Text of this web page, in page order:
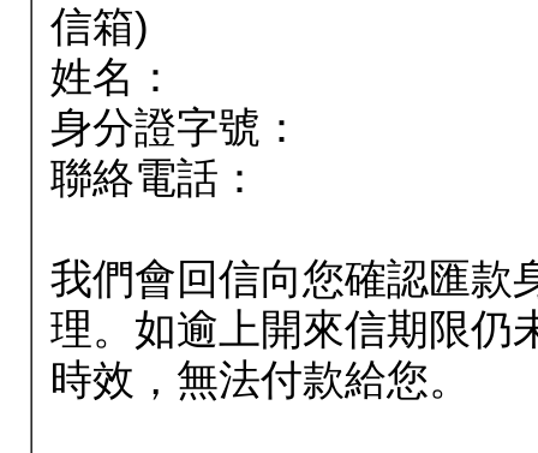
信箱)
姓名：
身分證字號：
聯絡電話：
我們會回信向您確認匯款
理。如逾上開來信期限仍
時效，無法付款給您。